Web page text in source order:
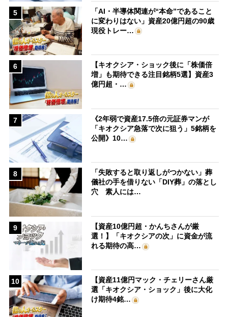
5
「AI・半導体関連が“本命”であること
に変わりはない」資産20億円超の90歳
現役トレー…
6
【キオクシア・ショック後に「株価倍
増」も期待できる注目銘柄5選】資産3
億円超・…
7
《2年弱で資産17.5倍の元証券マンが
「キオクシア急落で次に狙う」5銘柄を
公開》10…
8
「失敗すると取り返しがつかない」葬
儀社の手を借りない「DIY葬」の落とし
穴 素人には…
9
【資産10億円超・かんちさんが厳
選！】「キオクシアの次」に資金が流
れる期待の高…
10
【資産11億円マック・チェリーさん厳
選「キオクシア・ショック」後に大化
け期待4銘…